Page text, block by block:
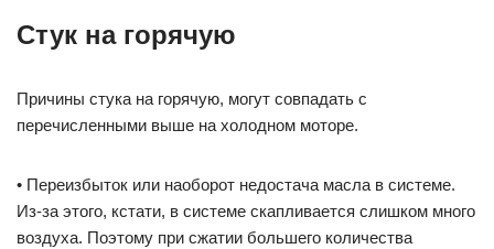
Стук на горячую
Причины стука на горячую, могут совпадать с
перечисленными выше на холодном моторе.
• Переизбыток или наоборот недостача масла в системе.
Из-за этого, кстати, в системе скапливается слишком много
воздуха. Поэтому при сжатии большего количества